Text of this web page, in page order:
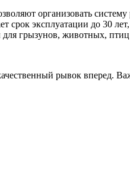
организовать
срок эксплуатации до 30
грызунов, животных,
рывок